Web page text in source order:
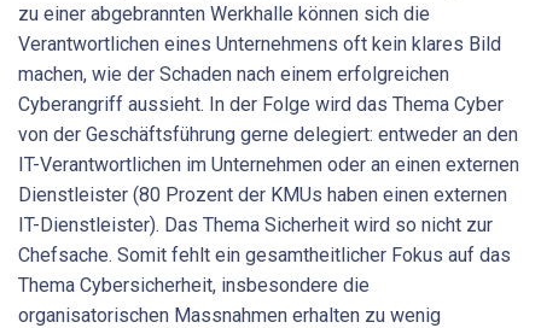
zu einer abgebrannten Werkhalle können sich die
Verantwortlichen eines Unternehmens oft kein klares Bild
machen, wie der Schaden nach einem erfolgreichen
Cyberangriff aussieht. In der Folge wird das Thema Cyber
von der Geschäftsführung gerne delegiert: entweder an den
IT-Verantwortlichen im Unternehmen oder an einen externen
Dienstleister (80 Prozent der KMUs haben einen externen
IT-Dienstleister). Das Thema Sicherheit wird so nicht zur
Chefsache. Somit fehlt ein gesamtheitlicher Fokus auf das
Thema Cybersicherheit, insbesondere die
organisatorischen Massnahmen erhalten zu wenig